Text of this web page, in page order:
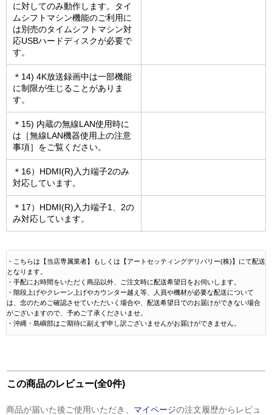
に対してのみ動作します。タイ
ムシフトマシン機能のご利用に
は別売のタイムシフトマシン対
応USBハードディスクが必要で
す。
＊14) 4K放送録画中は一部機能
に制限が生じることがありま
す。
＊15) 内蔵の無線LAN使用時に
は［無線LAN機器使用上の注意
事項］をご覧ください。
＊16）HDMI(R)入力端子2のみ
対応しています。
＊17）HDMI(R)入力端子1、2の
み対応しています。
・こちらは【当店専属業者】もしくは【アートセッティングデリバリー(株)】にて配送
となります。
・手配にお時間をいただく商品以外、ご注文時に配送希望日をお伺いします。
・階段上げやクレーン上げやカウンター越え等、人員や機材が必要な配送について
は、念のためご確認させていただいく場合や、配送希望日でのお届けができない場合
がございますので、予めご了承くださいませ。
・沖縄・島嶼部はご期待に副えず申し訳ございませんがお届けができません。
この商品のレビュー(全0件)
商品が届いた後ご使用いただき、 マイページの注文履歴からレビュ